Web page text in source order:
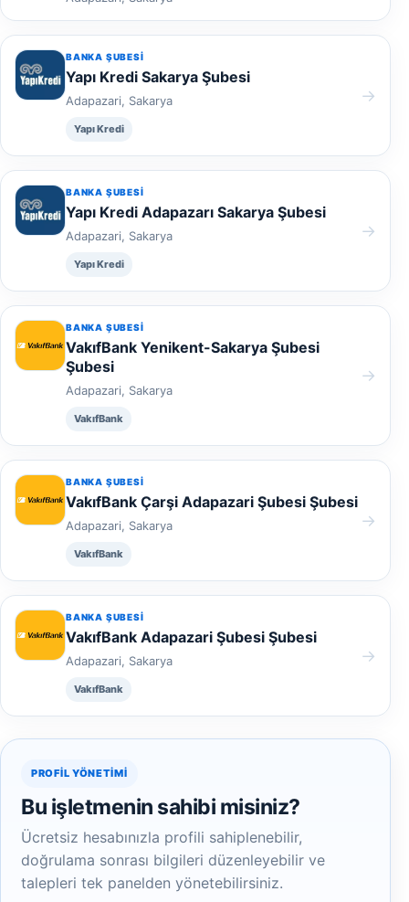
BANKA ŞUBESI
Yapı Kredi Sakarya Şubesi
Adapazari, Sakarya
Yapı Kredi
→
BANKA ŞUBESI
Yapı Kredi Adapazarı Sakarya Şubesi
Adapazari, Sakarya
Yapı Kredi
→
BANKA ŞUBESI
VakıfBank Yenikent-Sakarya Şubesi
Şubesi
Adapazari, Sakarya
VakıfBank
→
BANKA ŞUBESI
VakıfBank Çarşi Adapazari Şubesi Şubesi
Adapazari, Sakarya
VakıfBank
→
BANKA ŞUBESI
VakıfBank Adapazari Şubesi Şubesi
Adapazari, Sakarya
VakıfBank
→
PROFIL YÖNETIMI
Bu işletmenin sahibi misiniz?
Ücretsiz hesabınızla profili sahiplenebilir,
doğrulama sonrası bilgileri düzenleyebilir ve
talepleri tek panelden yönetebilirsiniz.